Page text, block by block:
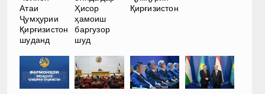
Атаи
Ҷумҳурии
Қирғизистон
шуданд
Ҳисор
ҳамоиш
баргузор
шуд
Қирғизистон